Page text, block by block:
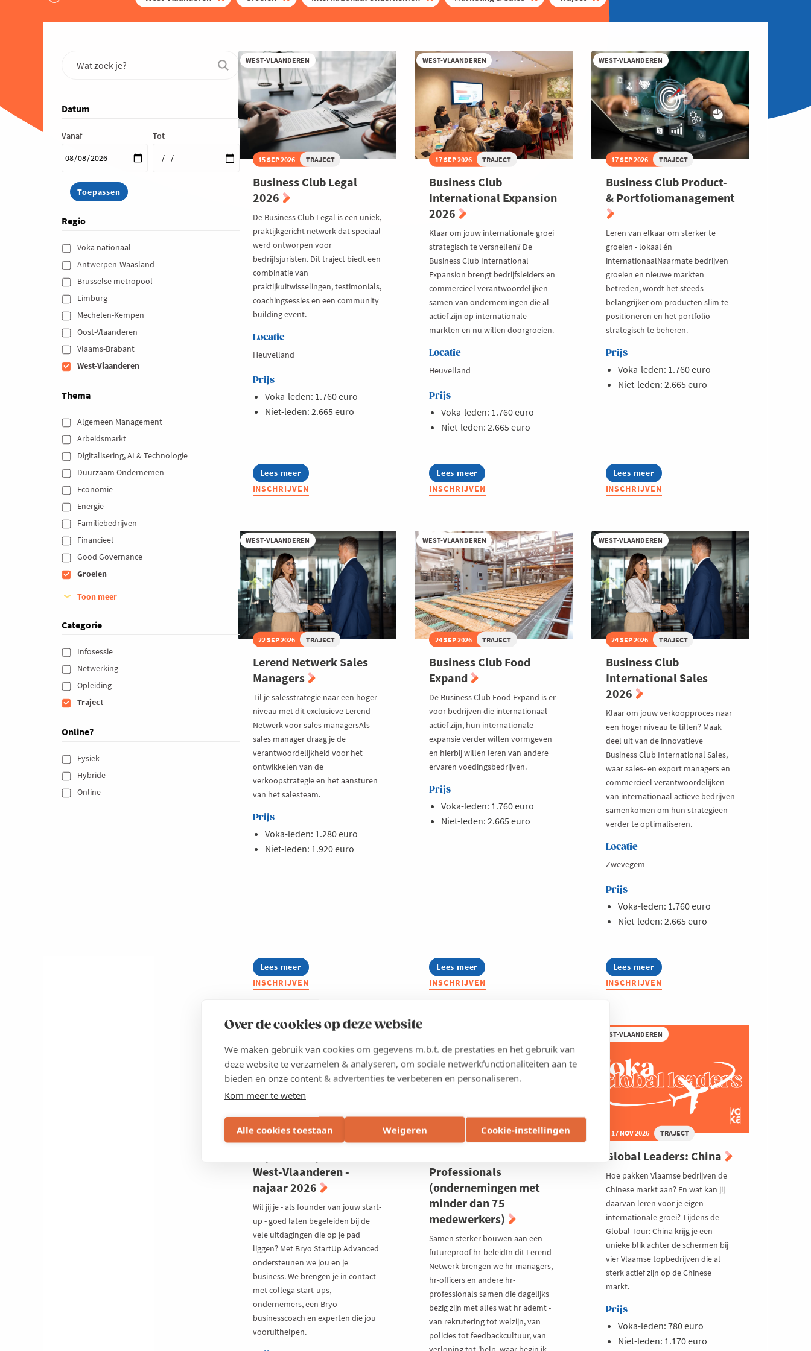
Over de cookies op deze website
We maken gebruik van cookies om gegevens m.b.t. de prestaties en het gebruik van
deze website te verzamelen & analyseren, om sociale netwerkfunctionaliteiten aan te
bieden en onze content & advertenties te verbeteren en personaliseren.
Kom meer te weten
Alle cookies toestaan Weigeren Cookie-instellingen
Datum
Vanaf Tot
Regio
Voka nationaal
Antwerpen-Waasland
Brusselse metropool
Limburg
Mechelen-Kempen
Oost-Vlaanderen
Vlaams-Brabant
West-Vlaanderen
Thema
Algemeen Management
Arbeidsmarkt
Digitalisering, AI & Technologie
Duurzaam Ondernemen
Economie
Energie
Familiebedrijven
Financieel
Good Governance
Groeien
Toon meer
Categorie
Infosessie
Netwerking
Opleiding
Traject
Online?
Fysiek
Hybride
Online
WEST-VLAANDEREN
15 SEP 2026 TRAJECT
Business Club Legal
2026
De Business Club Legal is een uniek,
praktijkgericht netwerk dat speciaal
werd ontworpen voor
bedrijfsjuristen. Dit traject biedt een
combinatie van
praktijkuitwisselingen, testimonials,
coachingsessies en een community
building event.
Locatie
Heuvelland
Prijs
Voka-leden: 1.760 euro
Niet-leden: 2.665 euro
Lees meer
about
Business
Club
INSCHRIJVEN
WEST-VLAANDEREN
17 SEP 2026 TRAJECT
Business Club
International Expansion
2026
Klaar om jouw internationale groei
strategisch te versnellen? De
Business Club International
Expansion brengt bedrijfsleiders en
commercieel verantwoordelijken
samen van ondernemingen die al
actief zijn op internationale
markten en nu willen doorgroeien.
Locatie
Heuvelland
Prijs
Voka-leden: 1.760 euro
Niet-leden: 2.665 euro
Lees meer
about
Business
Club
INSCHRIJVEN
WEST-VLAANDEREN
17 SEP 2026 TRAJECT
Business Club Product-
& Portfoliomanagement
Leren van elkaar om sterker te
groeien - lokaal én
internationaalNaarmate bedrijven
groeien en nieuwe markten
betreden, wordt het steeds
belangrijker om producten slim te
positioneren en het portfolio
strategisch te beheren.
Prijs
Voka-leden: 1.760 euro
Niet-leden: 2.665 euro
Lees meer
about
Business
Club
INSCHRIJVEN
WEST-VLAANDEREN
22 SEP 2026 TRAJECT
Lerend Netwerk Sales
Managers
Til je salesstrategie naar een hoger
niveau met dit exclusieve Lerend
Netwerk voor sales managersAls
sales manager draag je de
verantwoordelijkheid voor het
ontwikkelen van de
verkoopstrategie en het aansturen
van het salesteam.
Prijs
Voka-leden: 1.280 euro
Niet-leden: 1.920 euro
Lees meer
about
Lerend
Netwerk
INSCHRIJVEN
WEST-VLAANDEREN
24 SEP 2026 TRAJECT
Business Club Food
Expand
De Business Club Food Expand is er
voor bedrijven die internationaal
actief zijn, hun internationale
expansie verder willen vormgeven
en hierbij willen leren van andere
ervaren voedingsbedrijven.
Prijs
Voka-leden: 1.760 euro
Niet-leden: 2.665 euro
Lees meer
about
Business
Club
INSCHRIJVEN
WEST-VLAANDEREN
24 SEP 2026 TRAJECT
Business Club
International Sales
2026
Klaar om jouw verkoopproces naar
een hoger niveau te tillen? Maak
deel uit van de innovatieve
Business Club International Sales,
waar sales- en export managers en
commercieel verantwoordelijken
van internationaal actieve bedrijven
samenkomen om hun strategieën
verder te optimaliseren.
Locatie
Zwevegem
Prijs
Voka-leden: 1.760 euro
Niet-leden: 2.665 euro
Lees meer
about
Business
Club
INSCHRIJVEN
25 SEP 2026 TRAJECT
West-Vlaanderen -
najaar 2026
Wil jij je - als founder van jouw start-
up - goed laten begeleiden bij de
vele uitdagingen die op je pad
liggen? Met Bryo StartUp Advanced
ondersteunen we jou en je
business. We brengen je in contact
met collega start-ups,
ondernemers, een Bryo-
businesscoach en experten die jou
vooruithelpen.
TRAJECT
Professionals
(ondernemingen met
minder dan 75
medewerkers)
Samen sterker bouwen aan een
futureproof hr-beleidIn dit Lerend
Netwerk brengen we hr-managers,
hr-officers en andere hr-
professionals samen die dagelijks
bezig zijn met alles wat hr ademt -
van rekrutering tot welzijn, van
policies tot feedbackcultuur, van
WEST-VLAANDEREN
17 NOV 2026 TRAJECT
Global Leaders: China
Hoe pakken Vlaamse bedrijven de
Chinese markt aan? En wat kan jij
daarvan leren voor je eigen
internationale groei? Tijdens de
Global Tour: China krijg je een
unieke blik achter de schermen bij
vier Vlaamse topbedrijven die al
sterk actief zijn op de Chinese
markt.
Prijs
Voka-leden: 780 euro
Niet-leden: 1.170 euro